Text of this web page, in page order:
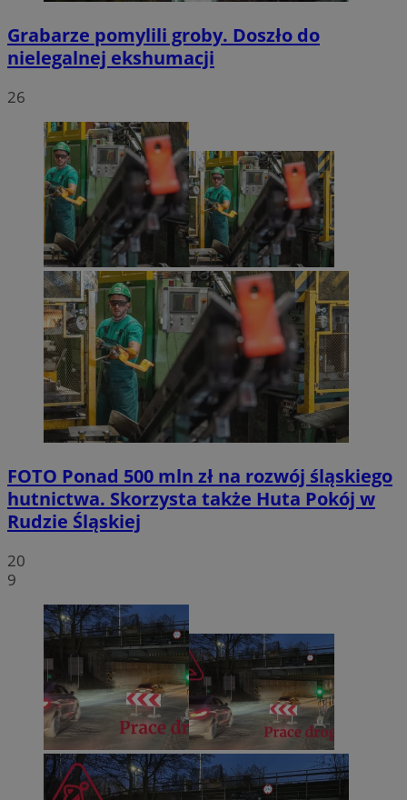
Grabarze pomylili groby. Doszło do
nielegalnej ekshumacji
26
FOTO Ponad 500 mln zł na rozwój śląskiego
hutnictwa. Skorzysta także Huta Pokój w
Rudzie Śląskiej
20
9